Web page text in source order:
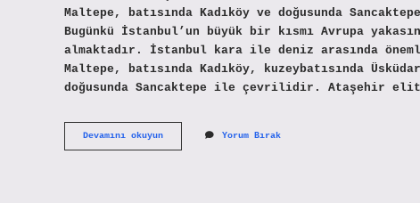
Maltepe, batısında Kadıköy ve doğusunda
Bugünkü İstanbul’un büyük bir kısmı Avrupa
almaktadır. İstanbul kara ile deniz arasında
Maltepe, batısında Kadıköy, kuzeybatısında
doğusunda Sancaktepe ile çevrilidir. Ataşehir elit
Devamını okuyunAtaşehir
Asya
Yorum Bırak